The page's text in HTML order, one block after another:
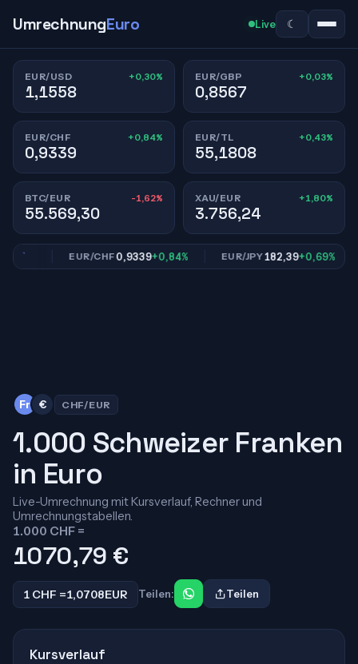
UmrechnungEuro Live ☾
EUR/USD +0,30%
1,1558
EUR/GBP +0,03%
0,8567
EUR/CHF +0,84%
0,9339
EUR/TL +0,43%
55,1808
BTC/EUR -1,62%
55.569,30
XAU/EUR +1,80%
3.756,24
EUR/CHF0,9339+0,84% EUR/JPY182,39+0,69%
Fr € CHF/EUR
1.000 Schweizer Franken
in Euro
Live-Umrechnung mit Kursverlauf, Rechner und
Umrechnungstabellen.
1.000 CHF =
1070,79 €
1 CHF =1,0708EUR Teilen: Teilen
Kursverlauf